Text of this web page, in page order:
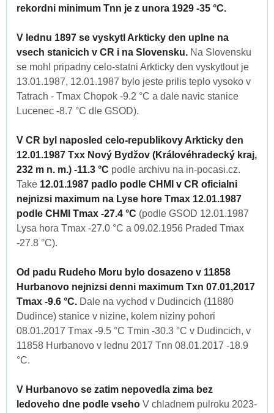
rekordni minimum Tnn je z unora 1929 -35 °C.
V lednu 1897 se vyskytl Arkticky den uplne na
vsech stanicich v CR i na Slovensku. Na Slovensku
se mohl pripadny celo-statni Arkticky den vyskytlout je
13.01.1987, 12.01.1987 bylo jeste prilis teplo vysoko v
Tatrach - Tmax Chopok -9.2 °C a dale navic stanice
Lucenec -8.7 °C dle GSOD).
V CR byl naposled celo-republikovy Arkticky den
12.01.1987 Txx Nový Bydžov (Královéhradecký kraj,
232 m n. m.) -11.3 °C podle archivu na in-pocasi.cz.
Take 12.01.1987 padlo podle CHMI v CR oficialni
nejnizsi maximum na Lyse hore Tmax 12.01.1987
podle CHMI Tmax -27.4 °C (podle GSOD 12.01.1987
Lysa hora Tmax -27.0 °C a 09.02.1956 Praded Tmax
-27.8 °C).
Od padu Rudeho Moru bylo dosazeno v 11858
Hurbanovo nejnizsi denni maximum Txn 07.01,2017
Tmax -9.6 °C. Dale na vychod v Dudincich (11880
Dudince) stanice v nizine, kolem niziny pohori
08.01.2017 Tmax -9.5 °C Tmin -30.3 °C v Dudincich, v
11858 Hurbanovo v lednu 2017 Tnn 08.01.2017 -18.9
°C.
V Hurbanovo se zatim nepovedla zima bez
ledoveho dne podle vseho V chladnem pulroku 2023-